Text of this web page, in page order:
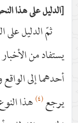
الدليل على هذا
ثمّ الدليل
يستفاد من
أحدهما إلى
يرجع(٤) هذا